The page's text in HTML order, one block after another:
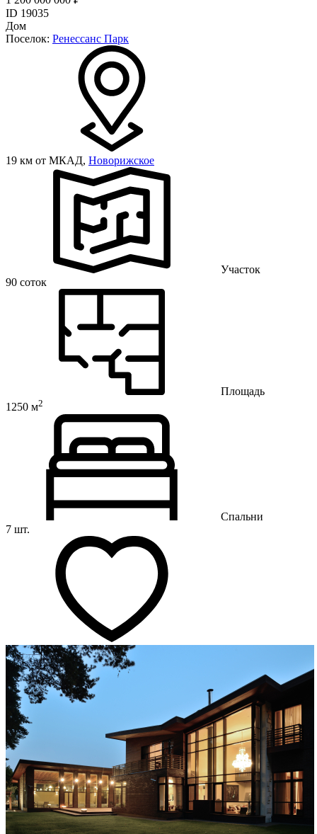
ID 19035
Дом
Поселок: Ренессанс Парк
19 км от МКАД, Новорижское
Участок
90 соток
Площадь
1250 м2
Спальни
7 шт.